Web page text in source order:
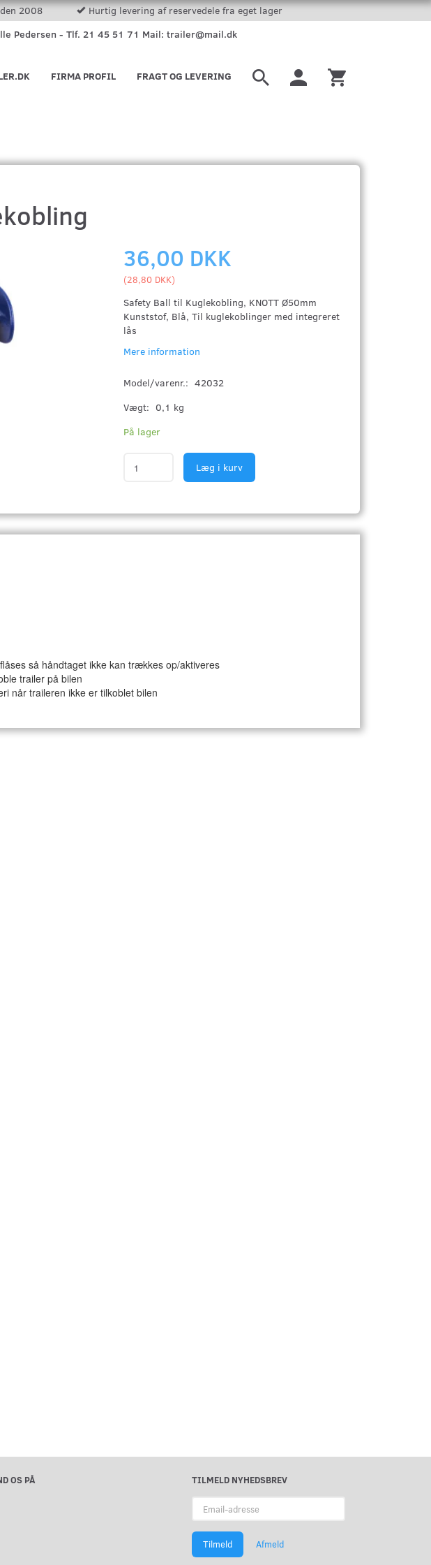
2008
Hurtig levering af reservedele fra eget lager
Pedersen - Tlf. 21 45 51 71 Mail: trailer@mail.dk
FRAGT OG LEVERING
FIRMA PROFIL
36,00 DKK
(28,80 DKK)
Safety Ball til Kuglekobling, KNOTT Ø50mm
Kunststof, Blå, Til kuglekoblinger med integreret
lås
Mere information
Model/varenr.: 42032
Vægt: 0,1 kg
På lager
Læg i kurv
så håndtaget ikke kan trækkes op/aktiveres
trailer på bilen
når traileren ikke er tilkoblet bilen
OS PÅ
TILMELD NYHEDSBREV
adresse
Tilmeld Afmeld